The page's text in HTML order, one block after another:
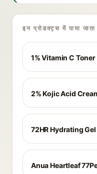
इन प्रोडक्ट्स में पाया
1% Vitamin C Toner
2% Kojic Acid
72HR Hydrating
Anua Heartleaf